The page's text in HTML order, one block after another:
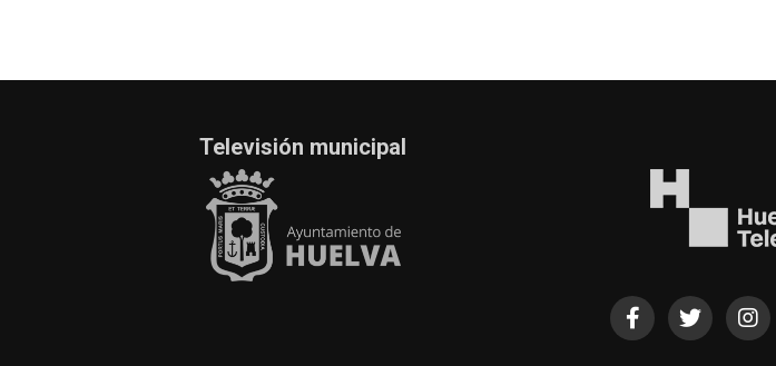
Televisión municipal